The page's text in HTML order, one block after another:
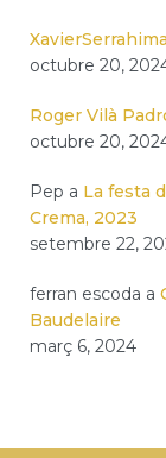
XavierSerrahima
octubre 20,
Roger Vilà
octubre 20,
Pep a La festa
Crema, 2023
setembre 22,
ferran escoda a
Baudelaire
març 6, 2024